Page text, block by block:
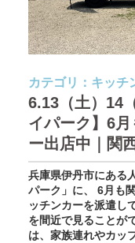
カテゴリ： キッチ
6.13（土）14
イパーク】6
ー出店中｜関
兵庫県伊丹市にある
パーク」に、 6月も
ッチンカーを派遣し
を間近で見ることが
は、家族連れやカッ